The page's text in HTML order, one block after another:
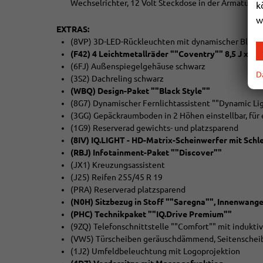
Wechselrichter, 12 Volt Steckdose in der
EXTRAS:
(8VP) 3D-LED-Rückleuchten mit dynamischer
(F42) 4 Leichtmetallräder ""Coventry"" 8,5 J x 19
(6FJ) Außenspiegelgehäuse schwarz
(3S2) Dachreling schwarz
(WBQ) Design-Paket ""Black Style""
(8G7) Dynamischer Fernlichtassistent ""Dynamic
(3GG) Gepäckraumboden in 2 Höhen einstellbar, für
(1G9) Reserverad gewichts- und platzsparend
(8IV) IQ.LIGHT - HD-Matrix-Scheinwerfer mit
(RBJ) Infotainment-Paket ""Discover""
(JX1) Kreuzungsassistent
(J25) Reifen 255/45 R 19
(PRA) Reserverad platzsparend
(N0H) Sitzbezug in Stoff ""Saregna"",
(PHC) Technikpaket ""IQ.Drive Premium""
(9ZQ) Telefonschnittstelle ""Comfort"" mit
(VW5) Türscheiben geräuschdämmend,
(1J2) Umfeldbeleuchtung mit Logoprojektion